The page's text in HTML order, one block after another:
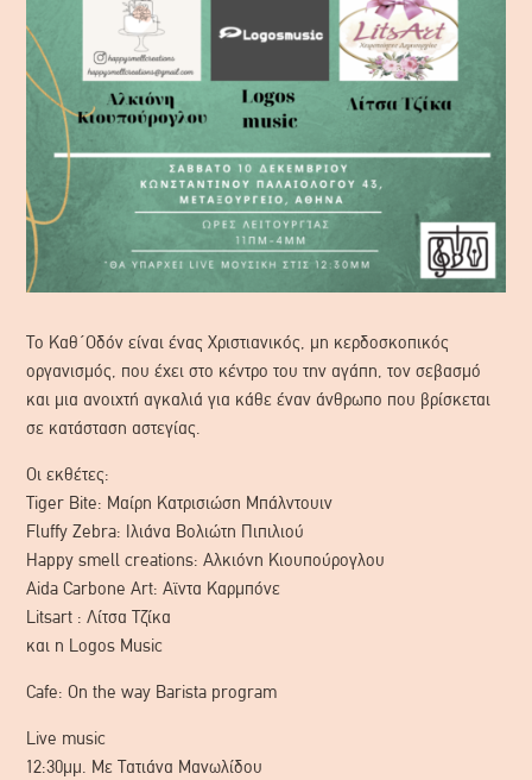
Το Καθ΄Οδόν είναι ένας Χριστιανικός, μη κερδοσκοπικός
οργανισμός, που έχει στο κέντρο του την αγάπη, τον σεβασμό
και μια ανοιχτή αγκαλιά για κάθε έναν άνθρωπο που βρίσκεται
σε κατάσταση αστεγίας.
Οι εκθέτες:
Tiger Bite: Μαίρη Κατρισιώση Μπάλντουιν
Fluffy Zebra: Ιλιάνα Βολιώτη Πιπιλιού
Happy smell creations: Αλκιόνη Κιουπούρογλου
Aida Carbone Art: Αϊντα Καρμπόνε
Litsart : Λίτσα Τζίκα
και η Logos Music
Cafe: On the way Barista program
Live music
12:30μμ. Με Τατιάνα Μανωλίδου